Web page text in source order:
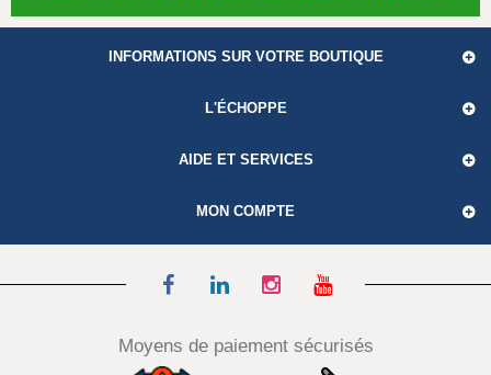
INFORMATIONS SUR VOTRE BOUTIQUE
L'ÉCHOPPE
AIDE ET SERVICES
MON COMPTE
Moyens de paiement sécurisés